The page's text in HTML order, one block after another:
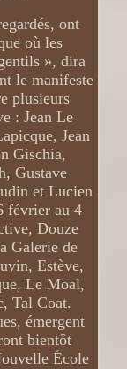
ont
où les
», dira
le manifeste
plusieurs
: Jean Le
Jean
Gischia,
Gustave
et Lucien
février au 4
Douze
Galerie de
Estève,
Le Moal,
Tal Coat.
émergent
bientôt
École